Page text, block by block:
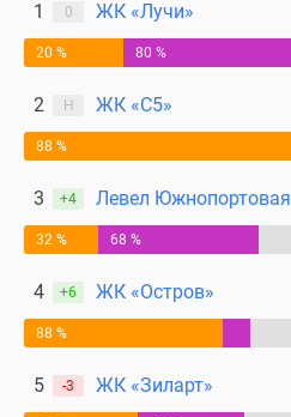
1 0 ЖК «Лучи»
20 % 80 %
2 Н ЖК «С5»
88 %
3 +4 Левел Южнопортовая
32 % 68 %
4 +6 ЖК «Остров»
88 %
5 -3 ЖК «Зиларт»